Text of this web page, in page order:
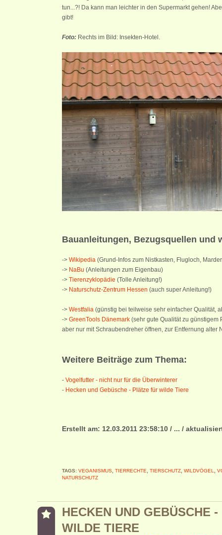
tun...?! Da kann man leichter in den Supermarkt gehen!
gibt!
Foto: Rechts im Bild: Insekten-Hotel.
Bauanleitungen, Bezugsquellen und
-> Wikipedia (Grund-Infos zum Nistkasten, Flugloch,
-> NaBu (Anleitungen zum Eigenbau)
-> Tierenzyklopädie (Tolle Anleitung!)
-> Naturschutz-Zentrum Hessen (auch super Anleitung!)
-> Westfalia (günstig bei teilweise sehr einfacher Qualität,
-> GreenTools Dänemark (sehr gute Qualität zu günstigem
aber nur mit Schraubendreher öffnen, zur Entfernung alter
Weitere Beiträge zum Thema:
- Vogelfutter - nicht nur für die Überwinterer
- Hecken und Gebüsche - Plätze für wilde Tiere
Erstellt am: 12.03.2011 23:58:10 / ... /
TAGS: VEGANISMUS TIERRECHTE TIERSCHUTZ WILDVÖGEL
NATURSCHUTZ
HECKEN UND GEBÜSCHE
WILDE TIERE